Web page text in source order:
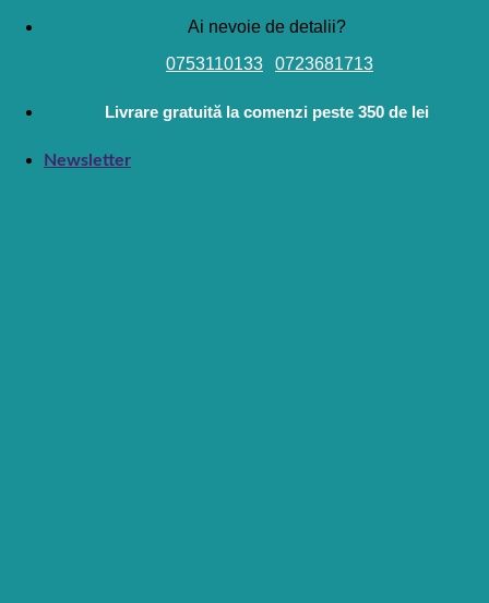
Skip
Ai nevoie de detalii?
0753110133
0723681713
Livrare gratuită la comenzi peste 350 de lei
Newsletter